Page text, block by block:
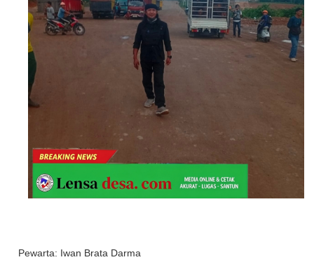
Pewarta: Iwan Brata Darma